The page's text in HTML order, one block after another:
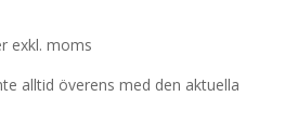
exkl. moms
alltid överens med den aktuella